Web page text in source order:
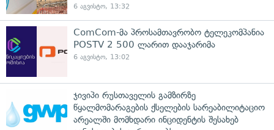
6 აგვისტო, 13:32
ComCom-მა პროსამთავრობო ტელეკომპანია
POSTV 2 500 ლარით დააჯარიმა
6 აგვისტო, 13:02
ჯივიპი რუსთაველის გამზირზე
წყალმომარაგების ქსელების სარეაბილიტაციო
არეალში მომხდარი ინციდენტის შესახებ